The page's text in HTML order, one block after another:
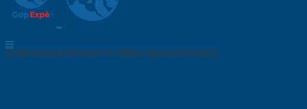
Collaborative Network for Wilderness Enthusiasts